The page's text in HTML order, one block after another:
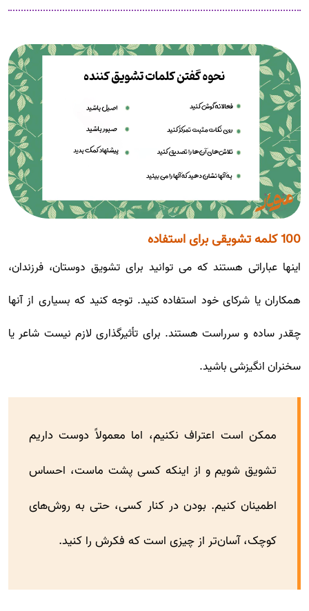
100 کلمه تشویقی برای استفاده
اینها عباراتی هستند که می توانید برای تشویق دوستان، فرزندان،
همکاران یا شرکای خود استفاده کنید. توجه کنید که بسیاری از آنها
چقدر ساده و سرراست هستند. برای تأثیرگذاری لازم نیست شاعر یا
سخنران انگیزشی باشید.
ممکن است اعتراف نکنیم، اما معمولاً دوست داریم
تشویق شویم و از اینکه کسی پشت ماست، احساس
اطمینان کنیم. بودن در کنار کسی، حتی به روش‌های
کوچک، آسان‌تر از چیزی است که فکرش را کنید.